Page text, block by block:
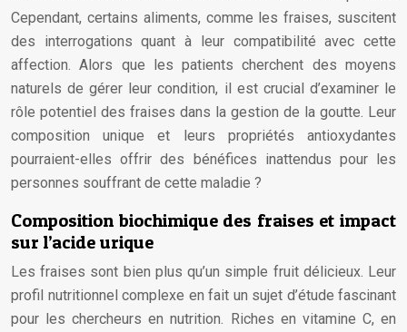
Cependant, certains aliments, comme les fraises, suscitent
des interrogations quant à leur compatibilité avec cette
affection. Alors que les patients cherchent des moyens
naturels de gérer leur condition, il est crucial d’examiner le
rôle potentiel des fraises dans la gestion de la goutte. Leur
composition unique et leurs propriétés antioxydantes
pourraient-elles offrir des bénéfices inattendus pour les
personnes souffrant de cette maladie ?
Composition biochimique des fraises et impact
sur l’acide urique
Les fraises sont bien plus qu’un simple fruit délicieux. Leur
profil nutritionnel complexe en fait un sujet d’étude fascinant
pour les chercheurs en nutrition. Riches en vitamine C, en